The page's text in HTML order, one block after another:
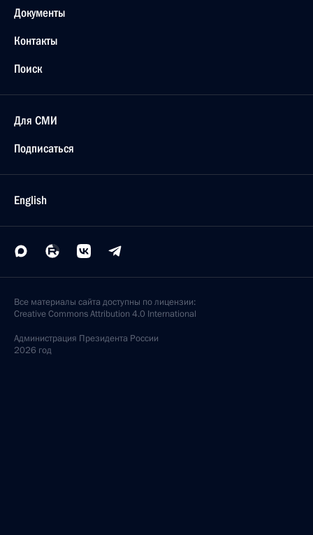
Документы
Контакты
Поиск
Для СМИ
Подписаться
English
Все материалы сайта доступны по лицензии:
Creative Commons Attribution 4.0 International
Администрация Президента России
2026 год